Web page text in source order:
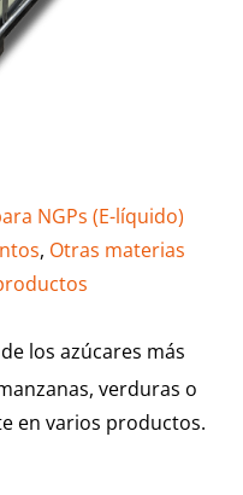
NGPs (E-líquido)
, Otras materias
los azúcares más
verduras o
en varios productos.